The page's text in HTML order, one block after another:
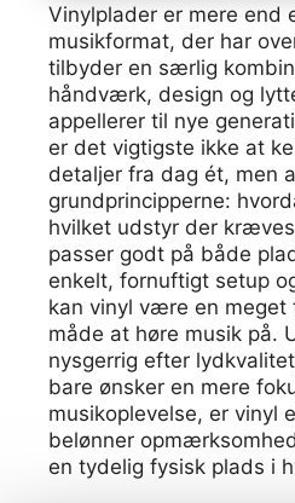
Vinylplader er mere end
musikformat, der har
tilbyder en særlig
håndværk, design og
appellerer til nye
er det vigtigste ikke at
detaljer fra dag ét, men
grundprincipperne:
hvilket udstyr der
passer godt på både
enkelt, fornuftigt setup
kan vinyl være en meget
måde at høre musik på.
nysgerrig efter
bare ønsker en mere
musikoplevelse, er vinyl
belønner
en tydelig fysisk plads i